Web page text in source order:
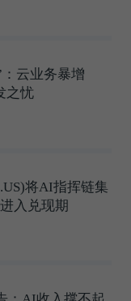
云业务暴增
之忧
将AI指挥链集
入兑现期